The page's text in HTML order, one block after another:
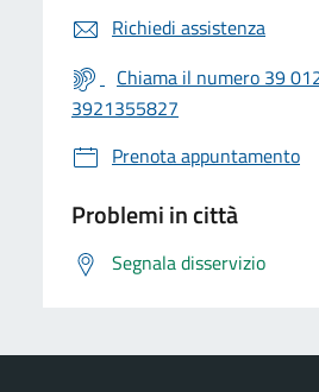
Richiedi assistenza
Chiama il numero 39
3921355827
Prenota appuntamento
Problemi in città
Segnala disservizio